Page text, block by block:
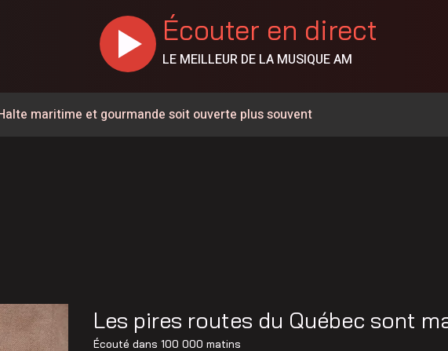
Écouter en direct
LE MEILLEUR DE LA MUSIQUE AM
maritime et gourmande soit ouverte plus souvent
Ligue de balle de l’Est
de feux de forêt en juillet au Québec
Société portuaire du Bas-Saint-Laurent et de la Gaspésie
en candidatures du Gala de l’Excellence
Les pires routes du Québec sont
Écouté dans100 000 matins